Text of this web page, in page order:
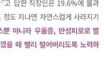
고 답한 직장인은 19.6%에 불과
도 지나면 자연스럽게 사라지기
뿐 아니라 우울증, 만성피로로 발
을 때 빨리 털어버리도록 노력하